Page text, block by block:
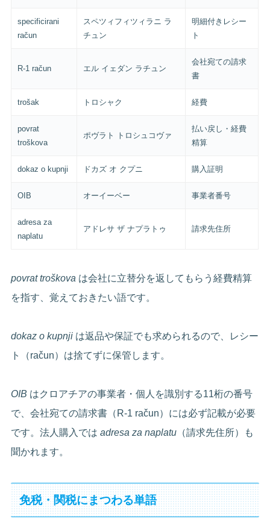
specificirani
račun
スペツィフィツィラニ ラ
チュン
明細付きレシー
ト
R-1 račun エル イェダン ラチュン
会社宛ての請求
書
trošak トロシャク 経費
povrat
troškova
ポヴラト トロシュコヴァ
払い戻し・経費
精算
dokaz o kupnji ドカズ オ クプニ 購入証明
OIB オーイーベー 事業者番号
adresa za
naplatu
アドレサ ザ ナプラトゥ 請求先住所
povrat troškova は会社に立替分を返してもらう経費精算
を指す、覚えておきたい語です。
dokaz o kupnji は返品や保証でも求められるので、レシー
ト（račun）は捨てずに保管します。
OIB はクロアチアの事業者・個人を識別する11桁の番号
で、会社宛ての請求書（R-1 račun）には必ず記載が必要
です。法人購入ではadresa za naplatu （請求先住所）も
聞かれます。
免税・関税にまつわる単語